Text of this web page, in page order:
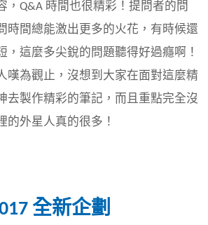
，Q&A 時間也很精彩！提問者的問
時間總能激出更多的火花，有時候還
，這麼多尖銳的問題聽得好過癮啊！
嘆為觀止，沒想到大家在面對這麼精
去製作精彩的筆記，而且重點完全沒
的外星人真的很多！
全新企劃